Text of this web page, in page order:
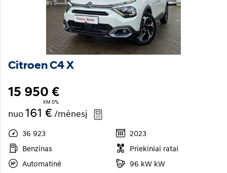
Citroen C4 X
15 950 €
KM 0%
nuo161 € /mėnesį
36 923
2023
Benzinas
Priekiniai ratai
Automatinė
96 kW kW